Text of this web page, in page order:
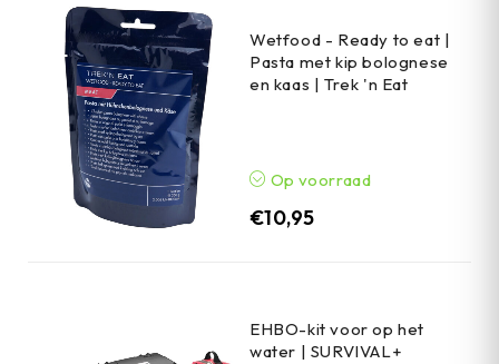
Wetfood - Ready to eat |
Pasta met kip bolognese
en kaas | Trek 'n Eat
Op voorraad
€10,95
EHBO-kit voor op het
water | SURVIVAL+